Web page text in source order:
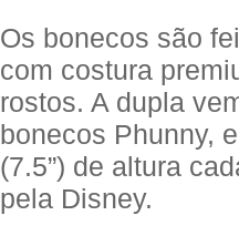
Os bonecos são
com costura
rostos. A dupla
bonecos Phunny,
(7.5”) de altura
pela Disney.